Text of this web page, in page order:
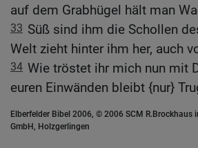
auf dem Grabhügel hält man
33 Süß sind ihm die Schollen
Welt zieht hinter ihm her, auch
34 Wie tröstet ihr mich nun mit
euren Einwänden bleibt {nur}
Elberfelder Bibel 2006, © 2006 SCM R.Brockhaus
GmbH, Holzgerlingen